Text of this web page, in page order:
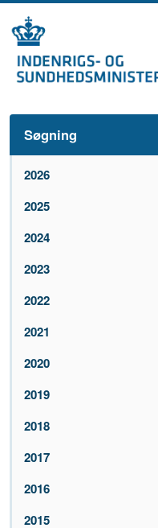
Søgning
2026
2025
2024
2023
2022
2021
2020
2019
2018
2017
2016
2015